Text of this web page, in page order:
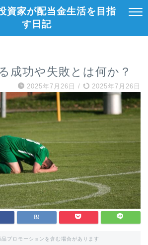
資家が配当金生活を目指
す日記
成功や失敗とは何か？
2025年7月26日 / 2025年7月26日
プロモーションを含む場合があります